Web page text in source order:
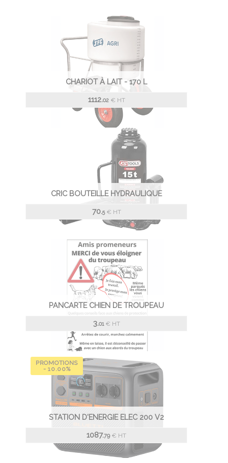
CHARIOT À LAIT - 170 L
1112.02 € HT
CRIC BOUTEILLE HYDRAULIQUE
70.5 € HT
PANCARTE CHIEN DE TROUPEAU
3.01 € HT
PROMOTIONS
- 10.00%
STATION D'ENERGIE ELEC 200 V2
1087.79 € HT